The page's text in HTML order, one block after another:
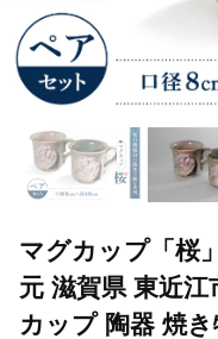
マグカップ「桜
元 滋賀県 東近
カップ 陶器 焼